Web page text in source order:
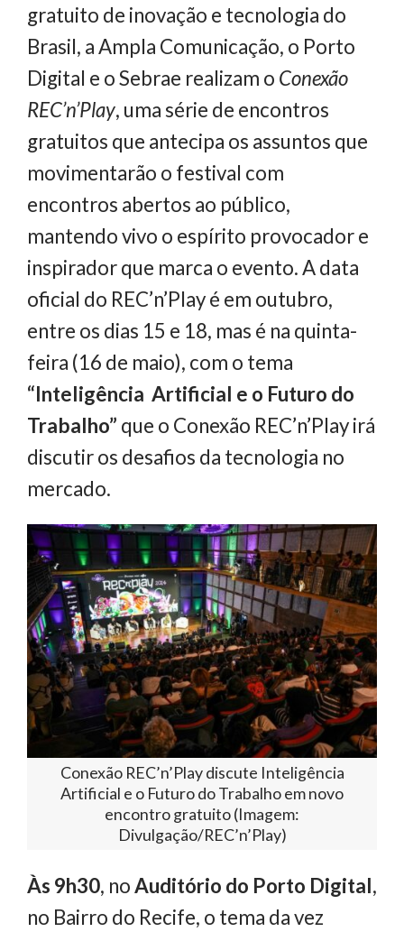
gratuito de inovação e tecnologia do
Brasil, a Ampla Comunicação, o Porto
Digital e o Sebrae realizam o Conexão
REC’n’Play, uma série de encontros
gratuitos que antecipa os assuntos que
movimentarão o festival com
encontros abertos ao público,
mantendo vivo o espírito provocador e
inspirador que marca o evento. A data
oficial do REC’n’Play é em outubro,
entre os dias 15 e 18, mas é na quinta-
feira (16 de maio), com o tema
“Inteligência Artificial e o Futuro do
Trabalho” que o Conexão REC’n’Play irá
discutir os desafios da tecnologia no
mercado.
Conexão REC’n’Play discute Inteligência
Artificial e o Futuro do Trabalho em novo
encontro gratuito (Imagem:
Divulgação/REC’n’Play)
Às 9h30, noAuditório do Porto Digital,
no Bairro do Recife, o tema da vez